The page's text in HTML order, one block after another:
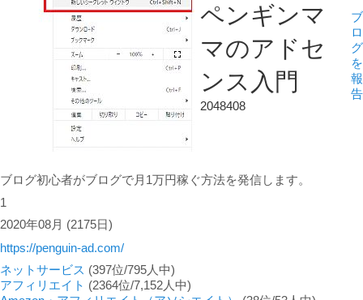
ペンギンマ
マのアドセ
ンス入門
2048408
ブ
ロ
グ
を
報
告
ブログ初心者がブログで月1万円稼ぐ方法を発信します。
1
2020年08月 (2175日)
https://penguin-ad.com/
ネットサービス (397位/795人中)
アフィリエイト (2364位/7,152人中)